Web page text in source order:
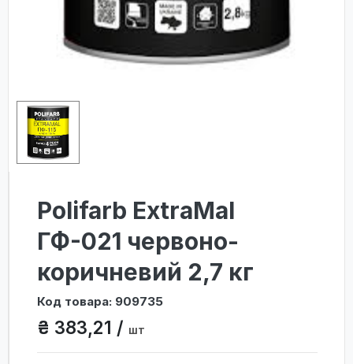
Polifarb ExtraMal
ГФ-021 червоно-
коричневий 2,7 кг
Код товара: 909735
₴ 383,21 / шт